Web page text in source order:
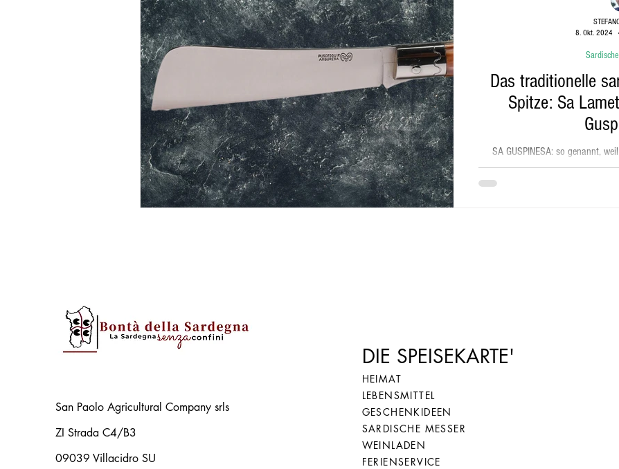
Orte zum Besuchen Sehenswürdigkeiten auf Sardinien Strände Sardiniens
Das traditionelle
Spitze: Sa
SA GUSPINESA: so genannt,
charakteristischsten Form war es
8. Okt. 2024
San Paolo Agricultural Company srls
ZI Strada C4/B3
09039 Villacidro SU
DIE SPEISEKARTE'
HEIMAT
LEBENSMITTEL
GESCHENKIDEEN
SARDISCHE MESSER
WEINLADEN
FERIENSERVICE